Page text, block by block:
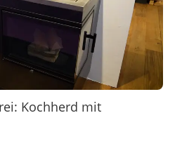
Kochherd mit